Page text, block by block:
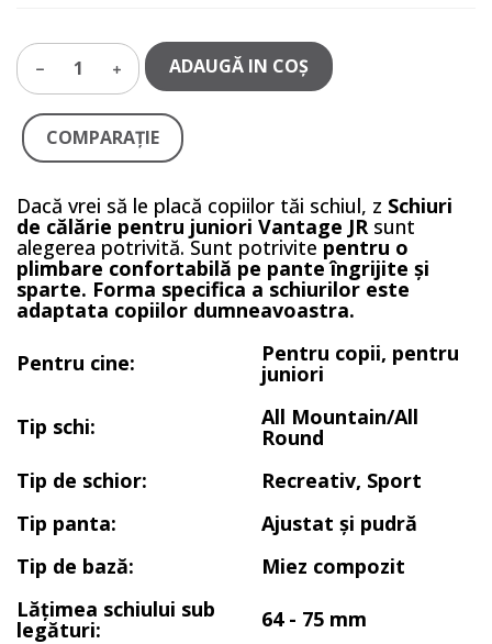
1 ADAUGĂ IN COŞ
COMPARAŢIE
Dacă vrei să le placă copiilor tăi schiul, z Schiuri
de călărie pentru juniori Vantage JRsunt
alegerea potrivită. Sunt potrivitepentru o
plimbare confortabilă pe pante îngrijite și
sparte. Forma specifica a schiurilor este
adaptata copiilor dumneavoastra.
Pentru cine:
Pentru copii, pentru
juniori
Tip schi:
All Mountain/All
Round
Tip de schior:
Recreativ, Sport
Tip panta:
Ajustat și pudră
Tip de bază:
Miez compozit
Lățimea schiului sub
legături: 64 - 75 mm